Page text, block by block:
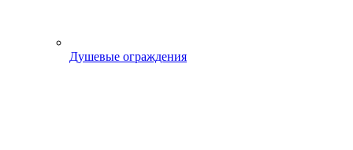
Душевые ограждения